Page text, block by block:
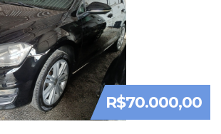
R$70.000,00